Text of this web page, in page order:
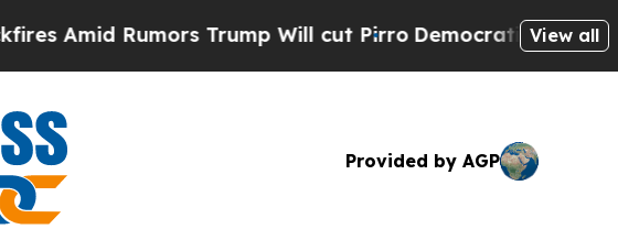
Rumors Trump Will cut PirroDemocratic Socialists of
View all
Provided by AGP